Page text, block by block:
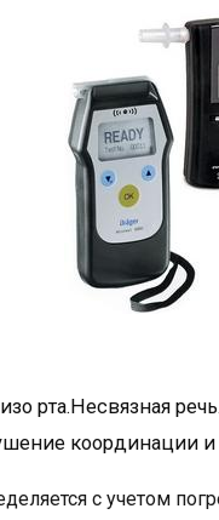
рта.Несвязная
координации
с учетом